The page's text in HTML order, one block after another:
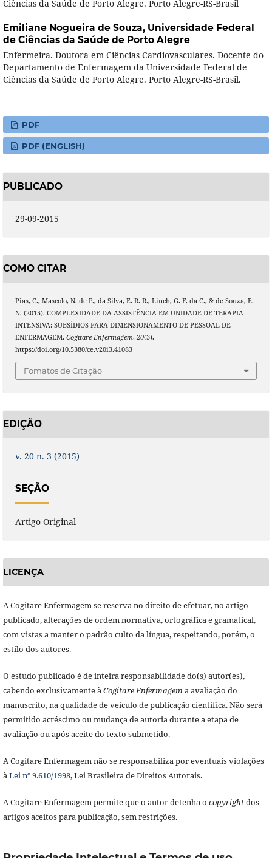
Ciências da Saúde de Porto Alegre. Porto Alegre-RS-Brasil
Emiliane Nogueira de Souza, Universidade Federal
de Ciências da Saúde de Porto Alegre
Enfermeira. Doutora em Ciências Cardiovasculares. Docente do
Departamento de Enfermagem da Universidade Federal de
Ciências da Saúde de Porto Alegre. Porto Alegre-RS-Brasil.
PDF
PDF (ENGLISH)
PUBLICADO
29-09-2015
COMO CITAR
Pias, C., Mascolo, N. de P., da Silva, E. R. R., Linch, G. F. da C., & de Souza, E.
N. (2015). COMPLEXIDADE DA ASSISTÊNCIA EM UNIDADE DE TERAPIA
INTENSIVA: SUBSÍDIOS PARA DIMENSIONAMENTO DE PESSOAL DE
ENFERMAGEM. Cogitare Enfermagem, 20(3).
https://doi.org/10.5380/ce.v20i3.41083
Fomatos de Citação
EDIÇÃO
v. 20 n. 3 (2015)
SEÇÃO
Artigo Original
LICENÇA
A Cogitare Enfermagem se reserva no direito de efetuar, no artigo
publicado, alterações de ordem normativa, ortográfica e gramatical,
com vistas a manter o padrão culto da língua, respeitando, porém, o
estilo dos autores.
O estudo publicado é de inteira responsabilidade do(s) autor(es),
cabendo exclusivamente àCogitare Enfermagema avaliação do
manuscrito, na qualidade de veículo de publicação científica. Não será
permitido acréscimo ou mudança de autoria durante a etapa de
avaliação ou após aceite do texto submetido.
A Cogitare Enfermagem não se responsabiliza por eventuais violações
àLei nº 9.610/1998, Lei Brasileira de Direitos Autorais.
A Cogitare Enfermagem permite que o autor detenha o copyrightdos
artigos aceitos para publicação, sem restrições.